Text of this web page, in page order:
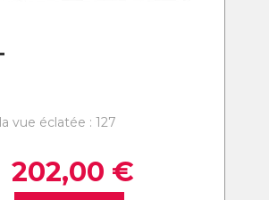
vue éclatée : 127
202,00 €